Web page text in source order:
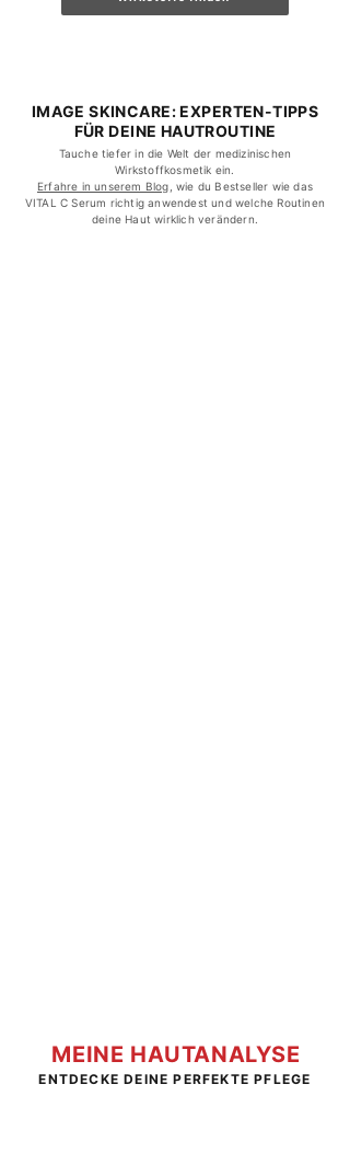
IMAGE SKINCARE: EXPERTEN-TIPPS
FÜR DEINE HAUTROUTINE
Tauche tiefer in die Welt der medizinischen
Wirkstoffkosmetik ein.
Erfahre in unserem Blog, wie du Bestseller wie das
VITAL C Serum richtig anwendest und welche Routinen
deine Haut wirklich verändern.
MEINE HAUTANALYSE
ENTDECKE DEINE PERFEKTE PFLEGE